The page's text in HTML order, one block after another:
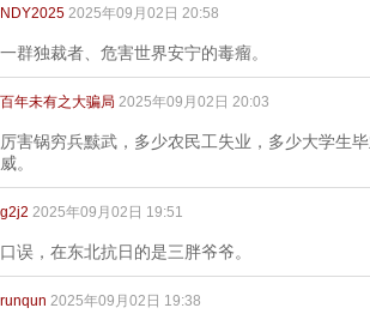
NDY2025 2025年09月02日 20:58
一群独裁者、危害世界安宁的毒瘤。
百年未有之大骗局 2025年09月02日 20:03
厉害锅穷兵黩武，多少农民工失业，多少大学生
威。
g2j2 2025年09月02日 19:51
口误，在东北抗日的是三胖爷爷。
runqun 2025年09月02日 19:38